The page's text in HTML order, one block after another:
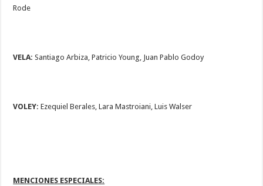
Rode
VELA:Santiago Arbiza, Patricio Young, Juan Pablo Godoy
VOLEY:Ezequiel Berales, Lara Mastroiani, Luis Walser
MENCIONES ESPECIALES: